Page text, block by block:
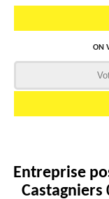
ON
Entreprise
Castagniers